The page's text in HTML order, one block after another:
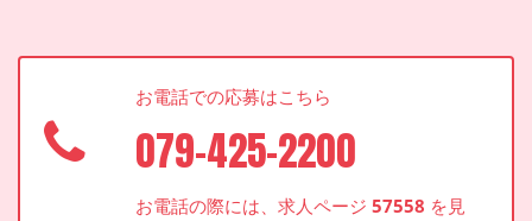
お電話での応募はこちら
079-425-2200
お電話の際には、求人ページ57558 を見